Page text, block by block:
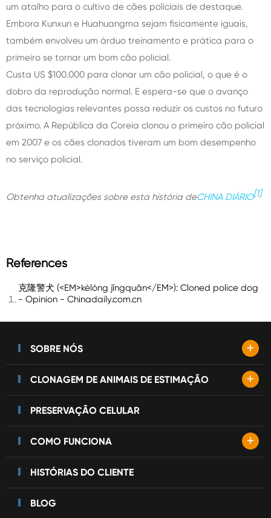
um atalho para o cultivo de cães policiais de destaque.
Embora Kunxun e Huahuangma sejam fisicamente iguais,
também envolveu um árduo treinamento e prática para o
primeiro se tornar um bom cão policial.
Custa US $100.000 para clonar um cão policial, o que é o
dobro da reprodução normal. E espera-se que o avanço
das tecnologias relevantes possa reduzir os custos no futuro
próximo. A República da Coreia clonou o primeiro cão policial
em 2007 e os cães clonados tiveram um bom desempenho
no serviço policial.
Obtenha atualizações sobre esta história deCHINA DIÁRIO[1]
References
克隆警犬 (<EM>kèlóng jǐngquǎn</EM>): Cloned police dog
- Opinion - Chinadaily.com.cn
SOBRE NÓS +
CLONAGEM DE ANIMAIS DE ESTIMAÇÃO +
PRESERVAÇÃO CELULAR
COMO FUNCIONA +
HISTÓRIAS DO CLIENTE
BLOG